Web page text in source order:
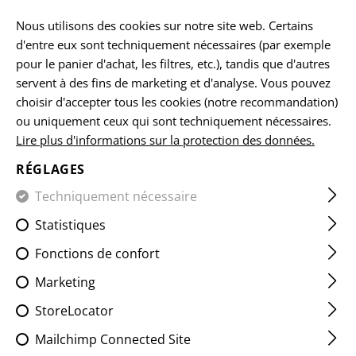
ACCUEIL TM TRADING GMBH DEMANDES DES
DEMANDES À ADRESSER À
DEAUTORITÉS
INDIVIUDAL
Notre objectif est de vous aider au mieux, vous notre
client, à résoudre vos défis. Nous proposons une large
vêtements, des équipements et des accessoires pour
Nous utilisons des cookies sur notre site web. Certains
d'entre eux sont techniquement nécessaires (par exemple
pour le panier d'achat, les filtres, etc.), tandis que d'autres
servent à des fins de marketing et d'analyse. Vous pouvez
choisir d'accepter tous les cookies (notre recommandation)
ou uniquement ceux qui sont techniquement nécessaires.
Lire plus d'informations sur la protection des données.
RÉGLAGES
Techniquement nécessaire
Statistiques
Fonctions de confort
Marketing
StoreLocator
Mailchimp Connected Site